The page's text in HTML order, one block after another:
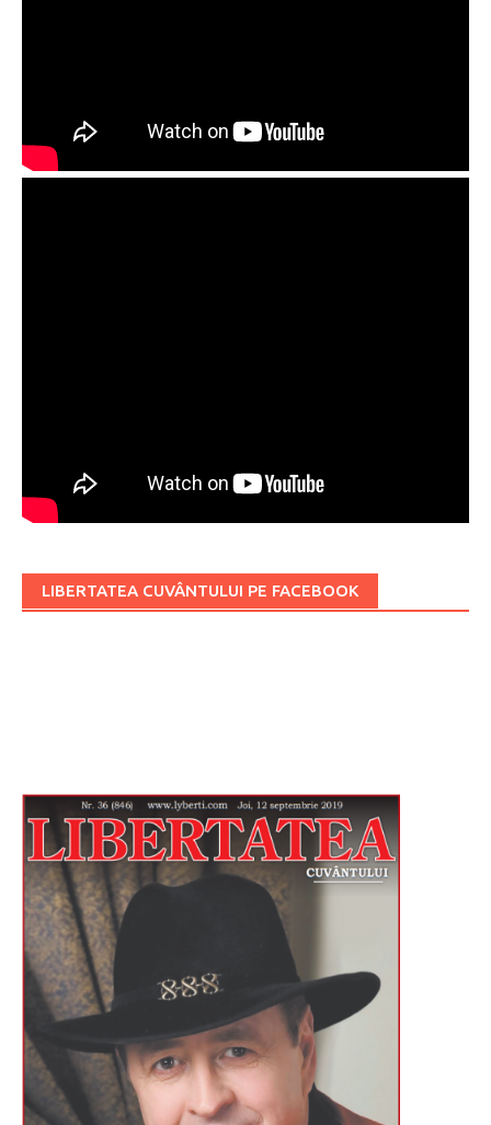
LIBERTATEA CUVÂNTULUI PE FACEBOOK